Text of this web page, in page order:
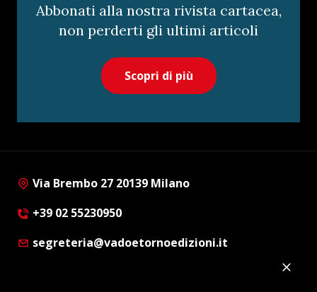
Abbonati alla nostra rivista cartacea,
non perderti gli ultimi articoli
Scopri di più
Via Brembo 27 20139 Milano
+39 02 55230950
segreteria@vadoetornoedizioni.it